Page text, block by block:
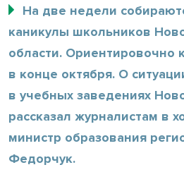
На две недели
каникулы школьников
области. Ориентировочно
в конце октября. О
в учебных заведениях
рассказал журналистам в
министр образования
Федорчук.